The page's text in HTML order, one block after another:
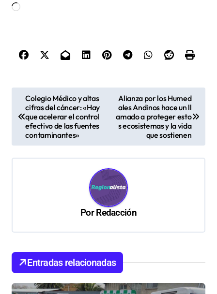
Cargando...
e
g
d
e
e
Colegio Médico y altas
cifras del cáncer: «Hay
que acelerar el control
efectivo de las fuentes
contaminantes»
Alianza por los Humed
ales Andinos hace un ll
amado a proteger esto
s ecosistemas y la vida
que sostienen
PorRedacción
Entradas relacionadas